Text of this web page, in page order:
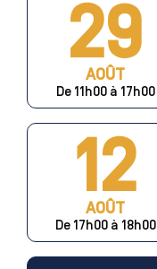
29
AOÛT
De 11h00 à 17h00
12
AOÛT
De 17h00 à 18h00